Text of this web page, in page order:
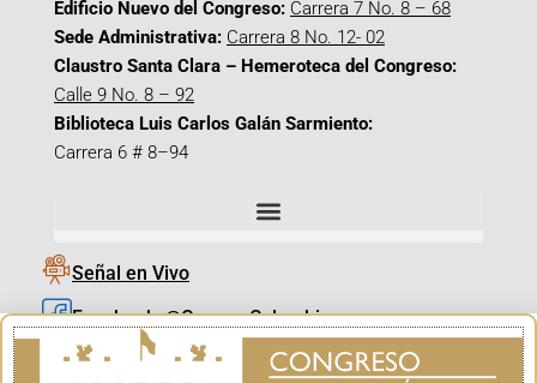
Edificio Nuevo del Congreso: Carrera 7 No. 8 – 68
Sede Administrativa: Carrera 8 No. 12- 02
Claustro Santa Clara – Hemeroteca del Congreso:
Calle 9 No. 8 – 92
Biblioteca Luis Carlos Galán Sarmiento:
Carrera 6 # 8–94
Señal en Vivo
Facebook_@CamaraColombia
Instagram_@CamaraColombia